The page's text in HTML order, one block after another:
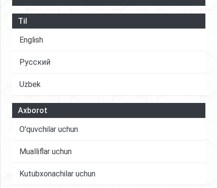
Til
English
Русский
Uzbek
Axborot
O'quvchilar uchun
Mualliflar uchun
Kutubxonachilar uchun